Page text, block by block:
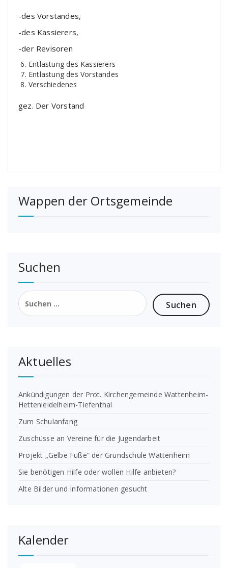
-des Vorstandes,
-des Kassierers,
-der Revisoren
Entlastung des Kassierers
Entlastung des Vorstandes
Verschiedenes
gez. Der Vorstand
Wappen der Ortsgemeinde
Suchen
Suchen
nach:
Aktuelles
Ankündigungen der Prot. Kirchengemeinde Wattenheim-
Hettenleidelheim-Tiefenthal
Zum Schulanfang
Zuschüsse an Vereine für die Jugendarbeit
Projekt „Gelbe Füße“ der Grundschule Wattenheim
Sie benötigen Hilfe oder wollen Hilfe anbieten?
Alte Bilder und Informationen gesucht
Kalender